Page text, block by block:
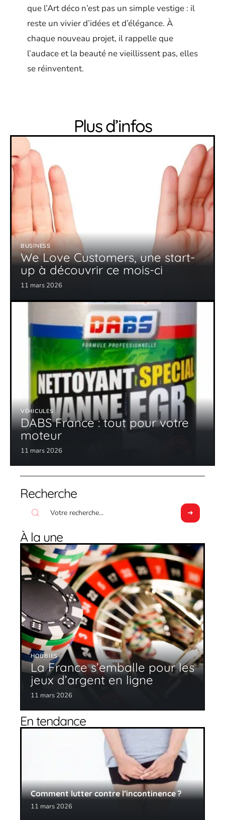
que l’Art déco n’est pas un simple vestige : il
reste un vivier d’idées et d’élégance. À
chaque nouveau projet, il rappelle que
l’audace et la beauté ne vieillissent pas, elles
se réinventent.
Plus d’infos
BUSINESS
We Love Customers, une start-
up à découvrir ce mois-ci
11 mars 2026
VÉHICULES
DABS France : tout pour votre
moteur
11 mars 2026
Recherche
À la une
HOBBIES
La France s’emballe pour les
jeux d’argent en ligne
11 mars 2026
En tendance
Comment lutter contre l’incontinence ?
11 mars 2026